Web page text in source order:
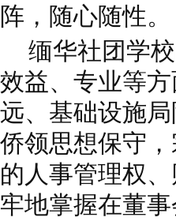
阵，随心随性。
缅华社团学
效益、专业等
远、基础设施
侨领思想保守
的人事管理权
牢地掌握在董